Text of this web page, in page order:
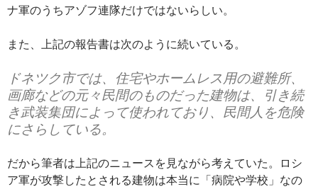
ナ軍のうちアゾフ連隊だけではないらしい。
また、上記の報告書は次のように続いている。
ドネツク市では、住宅やホームレス用の避難所、
画廊などの元々民間のものだった建物は、引き続
き武装集団によって使われており、民間人を危険
にさらしている。
だから筆者は上記のニュースを見ながら考えていた。ロシ
ア軍が攻撃したとされる建物は本当に「病院や学校」なの